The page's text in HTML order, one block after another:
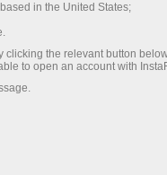
in the United States;
the relevant button
to open an account with